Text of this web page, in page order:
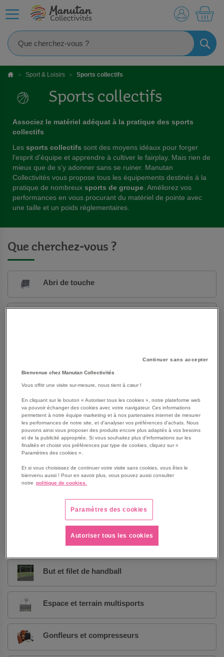
Sport & Loisirs Sports collectifs
Sports collectifs
Associez le matériel adéquat à la pratique des sports
collectifs
Les sports collectifs sont des moyens idéaux pour forger
l'esprit d'équipe et apprendre à cultiver le fairplay. Mais rien de
mieux que de s’y adonner sans se ruiner. Manutan
Collectivités vous propose tous les équipements destinés à la
pratique de nombreux sports de groupe. Améliorez vos
performances en vous procurant du matériel de pointe avec
une taille et un poids réglementaires.
Que cherchez-vous ?
Abri de touche
Ballons de handball
Ballons de rugby
Ballons de volley-ball
Baseball, Softball
But de football
But et filet de handball
Espace et terrain multisports
Gonfleurs et compresseurs
Continuer sans accepter
Bienvenue chez Manutan Collectivités
Vous offrir une visite sur-mesure, nous tient à cœur !
En cliquant sur le bouton « Autoriser tous les cookies », notre plateforme web
va pouvoir échanger des cookies avec votre navigateur. Ces informations
permettent à notre équipe marketing et à nos partenaires internet de mesurer
les performances de notre site, et d'analyser vos préférences d'achats. Nous
pouvons ainsi vous proposer des produits encore plus adaptés à vos besoins
et de la publicité appropriée. Si vous souhaitez plus d'informations sur les
finalités et choisir vos préférences par type de cookies, cliquez sur «
Paramètres des cookies ».
Et si vous choisissez de continuer votre visite sans cookies, vous êtes le
bienvenu aussi ! Pour en savoir plus, vous pouvez aussi consulter
notre politique de cookies.
Paramètres des cookies
Autoriser tous les cookies